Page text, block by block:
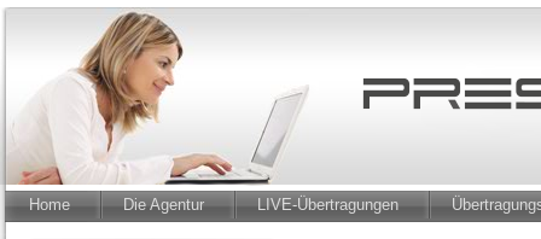
Home Die Agentur LIVE-Übertragungen